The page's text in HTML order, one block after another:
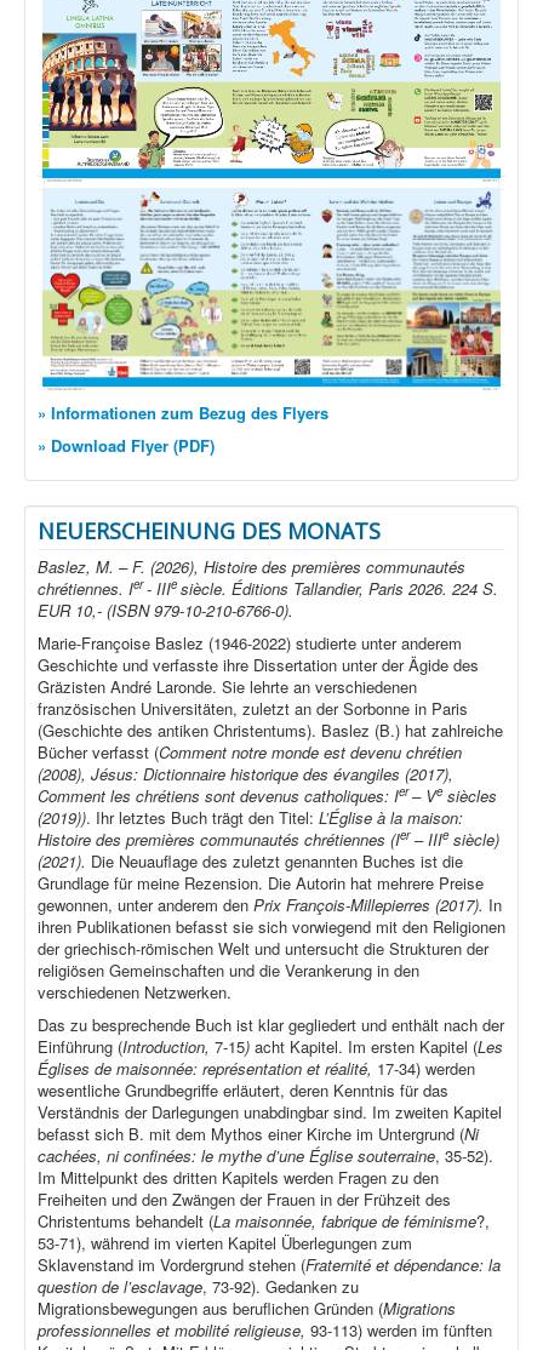
» Informationen zum Bezug des Flyers
» Download Flyer (PDF)
NEUERSCHEINUNG DES MONATS
Baslez, M. – F. (2026), Histoire des premières communautés
chrétiennes. Ier- IIIe siècle. Éditions Tallandier, Paris 2026. 224 S.
EUR 10,- (ISBN 979-10-210-6766-0).
Marie-Françoise Baslez (1946-2022) studierte unter anderem
Geschichte und verfasste ihre Dissertation unter der Ägide des
Gräzisten André Laronde. Sie lehrte an verschiedenen
französischen Universitäten, zuletzt an der Sorbonne in Paris
(Geschichte des antiken Christentums). Baslez (B.) hat zahlreiche
Bücher verfasst (Comment notre monde est devenu chrétien
(2008), Jésus: Dictionnaire historique des évangiles (2017),
Comment les chrétiens sont devenus catholiques: Ier– Ve siècles
(2019)). Ihr letztes Buch trägt den Titel: L’Église à la maison:
Histoire des premières communautés chrétiennes (Ier– IIIe siècle)
(2021). Die Neuauflage des zuletzt genannten Buches ist die
Grundlage für meine Rezension. Die Autorin hat mehrere Preise
gewonnen, unter anderem den Prix François-Millepierres (2017). In
ihren Publikationen befasst sie sich vorwiegend mit den Religionen
der griechisch-römischen Welt und untersucht die Strukturen der
religiösen Gemeinschaften und die Verankerung in den
verschiedenen Netzwerken.
Das zu besprechende Buch ist klar gegliedert und enthält nach der
Einführung (Introduction, 7-15) acht Kapitel. Im ersten Kapitel (Les
Églises de maisonnée: représentation et réalité, 17-34) werden
wesentliche Grundbegriffe erläutert, deren Kenntnis für das
Verständnis der Darlegungen unabdingbar sind. Im zweiten Kapitel
befasst sich B. mit dem Mythos einer Kirche im Untergrund (Ni
cachées, ni confinées: le mythe d’une Église souterraine, 35-52).
Im Mittelpunkt des dritten Kapitels werden Fragen zu den
Freiheiten und den Zwängen der Frauen in der Frühzeit des
Christentums behandelt (La maisonnée, fabrique de féminisme?,
53-71), während im vierten Kapitel Überlegungen zum
Sklavenstand im Vordergrund stehen (Fraternité et dépendance: la
question de l’esclavage, 73-92). Gedanken zu
Migrationsbewegungen aus beruflichen Gründen (Migrations
professionnelles et mobilité religieuse, 93-113) werden im fünften